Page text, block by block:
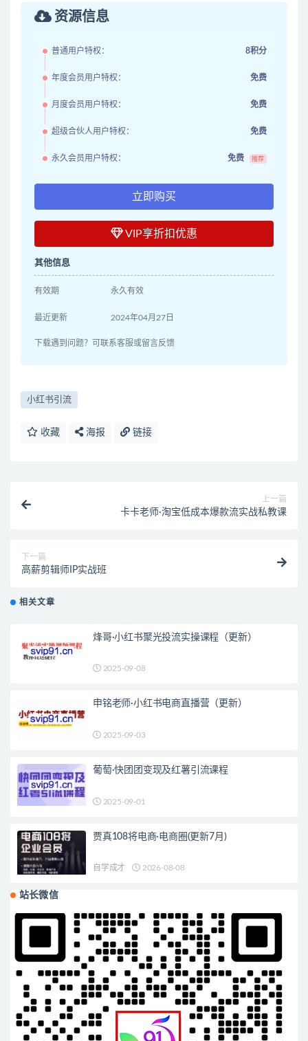
资源信息
普通用户特权： 8积分
年度会员用户特权： 免费
月度会员用户特权： 免费
超级合伙人用户特权： 免费
永久会员用户特权： 免费 推荐
立即购买
VIP享折扣优惠
其他信息
有效期 永久有效
最近更新 2024年04月27日
下载遇到问题？可联系客服或留言反馈
小红书引流
收藏 海报 链接
上一篇
卡卡老师·淘宝低成本爆款流实战私教课
下一篇
高薪剪辑师IP实战班
相关文章
烽哥·小红书聚光投流实操课程（更新）
2025-09-08
申铭老师·小红书电商直播营（更新）
2025-09-03
葡萄·快团团变现及红薯引流课程
2025-09-01
贾真108将电商·电商圈(更新7月)
自学成才 2026-08-08
站长微信